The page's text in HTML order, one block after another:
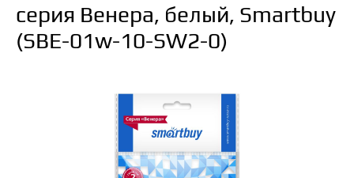
серия Венера, белый, Smartbuy
(SBE-01w-10-SW2-0)